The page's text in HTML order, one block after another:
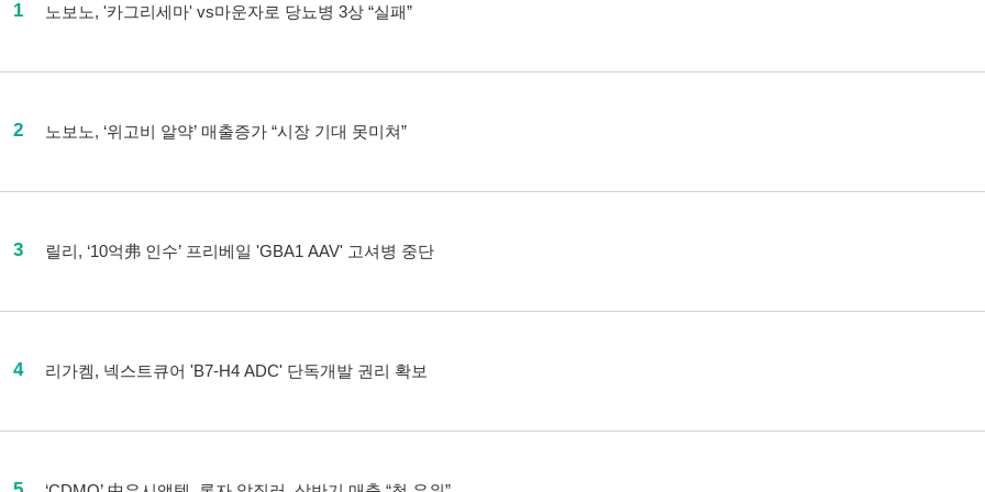
1 노보노, '카그리세마' vs마운자로 당뇨병 3상 “실패”
2 노보노, ‘위고비 알약’ 매출증가 “시장 기대 못미쳐”
3 릴리, ‘10억弗 인수’ 프리베일 'GBA1 AAV' 고셔병 중단
4 리가켐, 넥스트큐어 'B7-H4 ADC' 단독개발 권리 확보